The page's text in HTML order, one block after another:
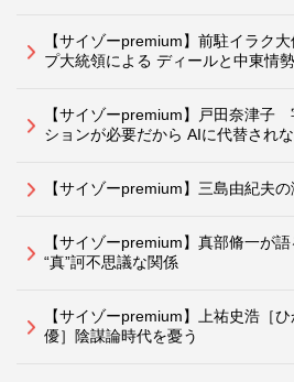
【サイゾーpremium】前駐イラク
プ大統領による ディールと中東情
【サイゾーpremium】戸田奈津子
ションが必要だから AIに代替され
【サイゾーpremium】三島由紀夫
【サイゾーpremium】真部脩一が
“真”訶不思議な関係
【サイゾーpremium】上祐史浩［
優］陰謀論時代を憂う